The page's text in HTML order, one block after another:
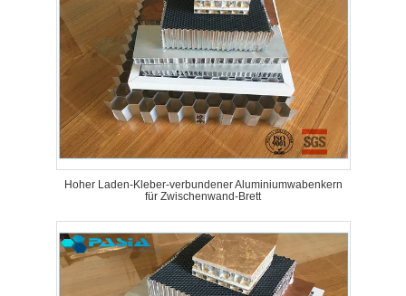
Hoher Laden-Kleber-verbundener Aluminiumwabenkern
für Zwischenwand-Brett